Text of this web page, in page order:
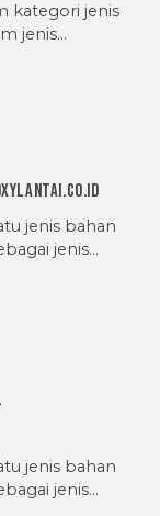
kategori jenis
jenis…
jenis bahan
jenis…
jenis bahan
jenis…